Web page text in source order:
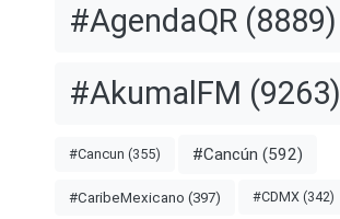
#AgendaQR (8889)
#AkumalFM (9263)
#Cancun (355) #Cancún (592)
#CaribeMexicano (397) #CDMX (342)